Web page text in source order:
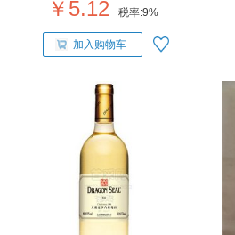
￥5.12 税率:9%
加入购物车